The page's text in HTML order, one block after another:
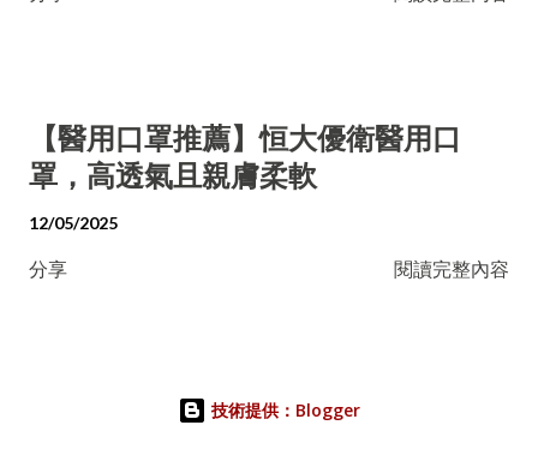
【醫用口罩推薦】恒大優衛醫用口
罩，高透氣且親膚柔軟
12/05/2025
分享 閱讀完整內容
技術提供：Blogger